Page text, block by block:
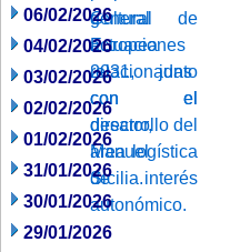
06/02/2026
04/02/2026
03/02/2026
02/02/2026
01/02/2026
31/01/2026
30/01/2026
29/01/2026